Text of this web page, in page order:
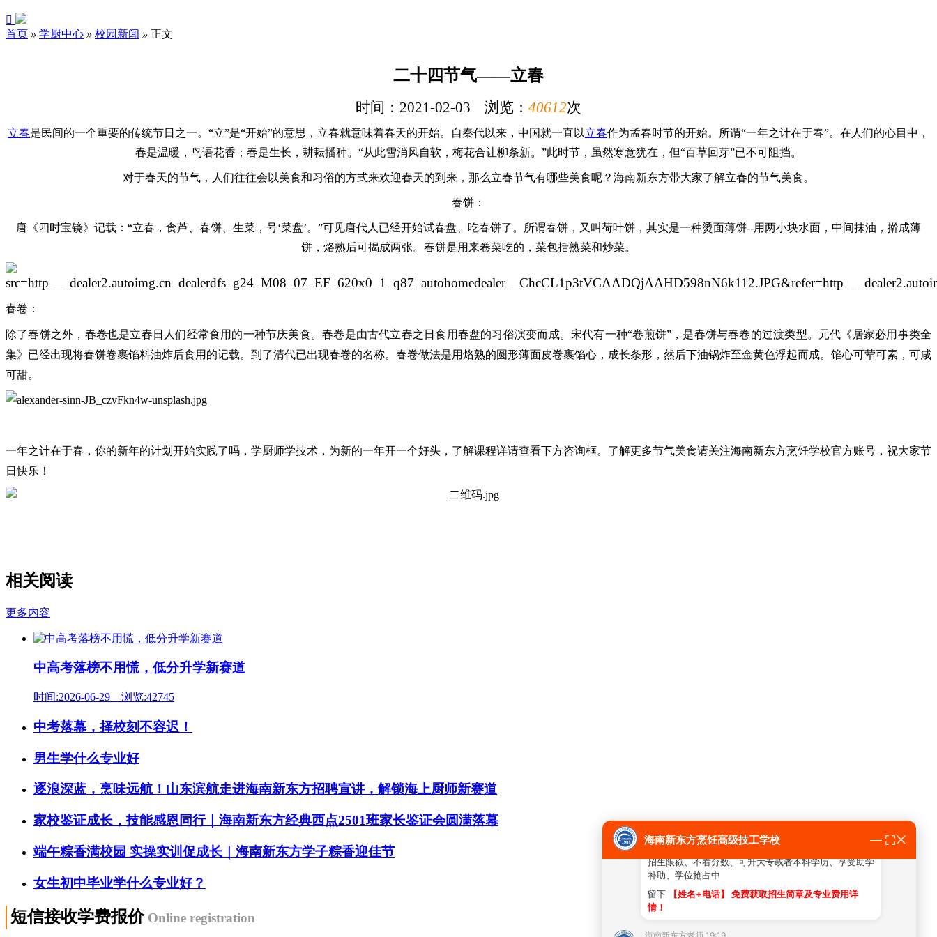

首页 » 学厨中心 » 校园新闻 » 正文
二十四节气——立春
时间：2021-02-03 浏览： 40612次
立春是民间的一个重要的传统节日之一。 “立”是“开始”的意思，立春就意味着春天的开始。自秦代以来，中国就一直以立春作为孟春时节的开始。所谓“一年之计在于春”。在人们的心目中，
春是温暖，鸟语花香；春是生长，耕耘播种。“从此雪消风自软，梅花合让柳条新。”此时节，虽然寒意犹在，但“百草回芽”已不可阻挡。
对于春天的节气，人们往往会以美食和习俗的方式来欢迎春天的到来，那么立春节气有哪些美食呢？海南新东方带大家了解立春的节气美食。
春饼：
唐《四时宝镜》记载： “立春，食芦、春饼、生菜，号‘菜盘’。”可见唐代人已经开始试春盘、吃春饼了。所谓春饼，又叫荷叶饼，其实是一种烫面薄饼--用两小块水面，中间抹油，擀成薄
饼，烙熟后可揭成两张。春饼是用来卷菜吃的，菜包括熟菜和炒菜。
春卷：
除了春饼之外，春卷也是立春日人们经常食用的一种节庆美食。春卷是由古代立春之日食用春盘的习俗演变而成。宋代有一种“卷煎饼”，是春饼与春卷的过渡类型。元代《居家必用事类全
集》已经出现将春饼卷裹馅料油炸后食用的记载。到了清代已出现春卷的名称。春卷做法是用烙熟的圆形薄面皮卷裹馅心，成长条形，然后下油锅炸至金黄色浮起而成。馅心可荤可素，可咸
可甜。
一年之计在于春，你的新年的计划开始实践了吗，学厨师学技术，为新的一年开一个好头，了解课程详请查看下方咨询框。了解更多节气美食请关注海南新东方烹饪学校官方账号，祝大家节
日快乐！
相关阅读
更多内容
中高考落榜不用慌，低分升学新赛道
时间:2026-06-29 浏览:42745
中考落幕，择校刻不容迟！
男生学什么专业好
逐浪深蓝，烹味远航！山东滨航走进海南新东方招聘宣讲，解锁海上厨师新赛道
家校鉴证成长，技能感恩同行｜海南新东方经典西点2501班家长鉴证会圆满落幕
端午粽香满校园 实操实训促成长｜海南新东方学子粽香迎佳节
女生初中毕业学什么专业好？
短信接收学费报价 Online registration
海南新东方烹饪高级技工学校
简单！
助学补助➱ 现在报名可享千元学费补助
招生限额、不看分数、可升大专或者本科学历、享受助学
补助、学位抢占中
留下
【姓名+电话】 免费获取招生简章及专业费用详
情！